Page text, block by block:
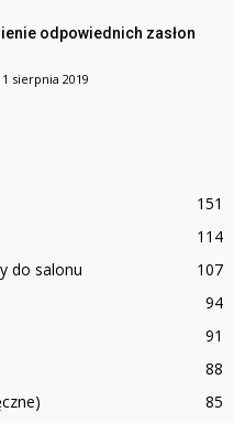
odpowiednich zasłon
1 sierpnia 2019
151
114
do salonu
107
94
91
88
85